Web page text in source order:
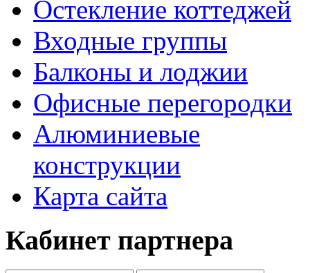
Остекление коттеджей
Входные группы
Балконы и лоджии
Офисные перегородки
Алюминиевые
конструкции
Карта сайта
Кабинет партнера